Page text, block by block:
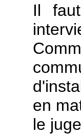
Il
en
le